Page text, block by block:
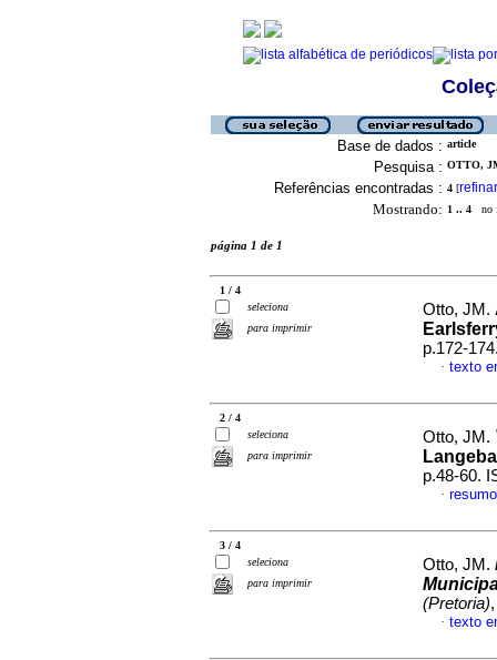
Base de dados : article
Pesquisa : OTTO,
Referências encontradas : 4 [refinar
Mostrando: 1 .. 4 no
página 1 de 1
1 / 4
seleciona
para imprimir
Otto, JM.
p.172-
· texto
2 / 4
seleciona
para imprimir
Otto, JM.
p.48-60.
·
3 / 4
seleciona
para imprimir
Otto, JM.
(Pretoria)
· texto